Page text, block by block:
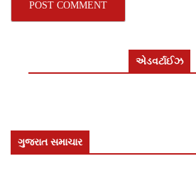
એડવર્ટાઈઝ
ગુજરાત સમાચાર